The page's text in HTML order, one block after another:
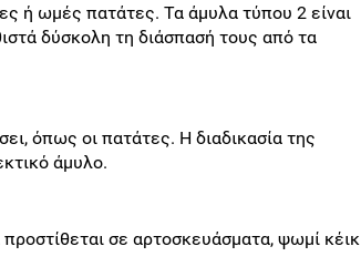
ή ωμές πατάτες. Τα άμυλα τύπου 2 είναι
δύσκολη τη διάσπασή τους από τα
όπως οι πατάτες. Η διαδικασία της
άμυλο.
σε αρτοσκευάσματα, ψωμί κέικ